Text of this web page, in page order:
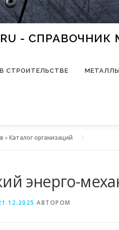
-
В СТРОИТЕЛЬСТВЕ
»Каталог организаций
энерго-
АВТОРОМ